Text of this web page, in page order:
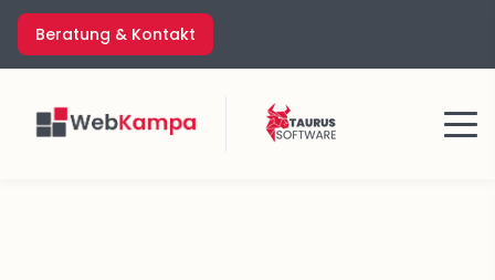
Zum
Inhalt
springen
Beratung & Kontakt
Menü